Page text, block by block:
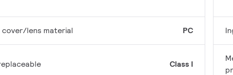
lens material PC
Class I